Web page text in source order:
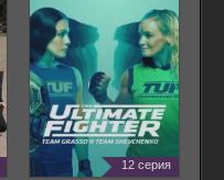
12 серия